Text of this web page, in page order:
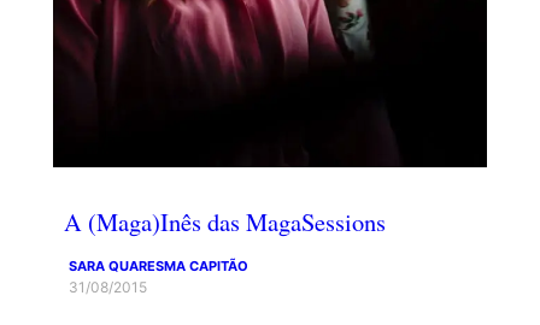
A (Maga)Inês das MagaSessions
SARA QUARESMA CAPITÃO
31/08/2015